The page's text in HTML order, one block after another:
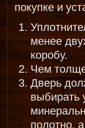
покупке и
менее
коробу.
Чем
Дверь
выбирать
полотно,